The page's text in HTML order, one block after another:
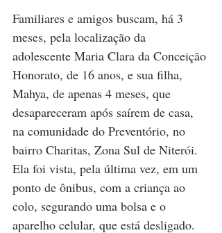
Familiares e amigos buscam, há 3
meses, pela localização da
adolescente Maria Clara da Conceição
Honorato, de 16 anos, e sua filha,
Mahya, de apenas 4 meses, que
desapareceram após saírem de casa,
na comunidade do Preventório, no
bairro Charitas, Zona Sul de Niterói.
Ela foi vista, pela última vez, em um
ponto de ônibus, com a criança ao
colo, segurando uma bolsa e o
aparelho celular, que está desligado.